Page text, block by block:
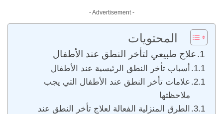
- Advertisement -
المحتويات
علاج طبيعي لتأخر النطق عند الأطفال
أسباب تأخر النطق الرئيسية عند الأطفال
علامات تأخر النطق عند الأطفال التي يجب
ملاحظتها
الطرق المنزلية الفعالة لعلاج تأخر النطق عند